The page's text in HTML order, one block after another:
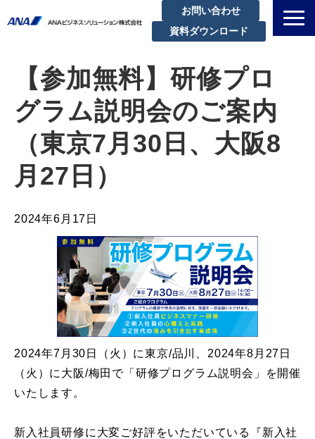
お問い合わせ
資料ダウンロード
解決できる課題
サービスラインアップ
実績・事例紹介
セミナー
【参加無料】研修プロ
グラム説明会のご案内
（東京7月30日、大阪8
月27日）
2024年6月17日
2024年7月30日（火）に東京/品川、2024年8月27日
（火）に大阪/梅田で「研修プログラム説明会」を開催
いたします。
新入社員研修に大変ご好評をいただいている『新入社